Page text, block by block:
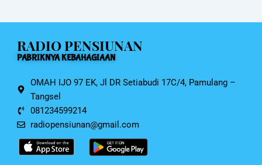
o
o
k
p
p
RADIO PENSIUNAN
PABRIKNYA KEBAHAGIAAN
OMAH IJO 97 EK, Jl DR Setiabudi 17C/4, Pamulang –
Tangsel
081234599214
radiopensiunan@gmail.com